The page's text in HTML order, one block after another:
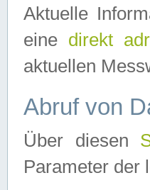
Aktuelle
eine direkt
aktuellen
Abruf von
Über diesen
Parameter der